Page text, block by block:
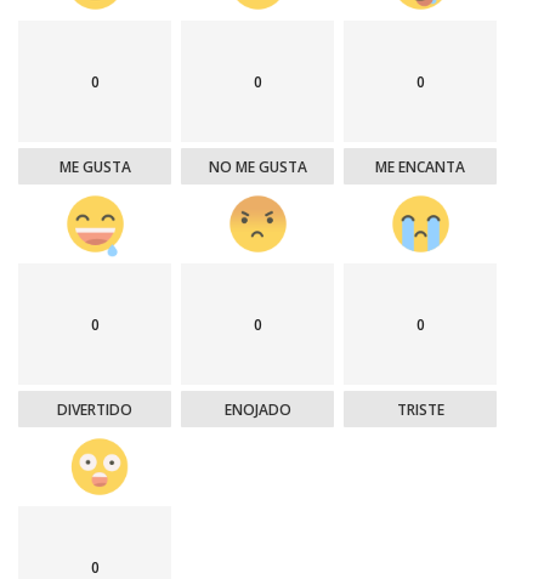
0
ME GUSTA
0
NO ME GUSTA
0
ME ENCANTA
0
DIVERTIDO
0
ENOJADO
0
TRISTE
0